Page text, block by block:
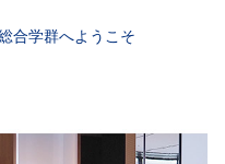
合学群へようこそ